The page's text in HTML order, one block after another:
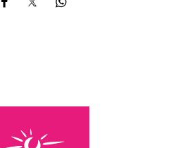
Share on Facebook
Share on XShare on Whatsapp